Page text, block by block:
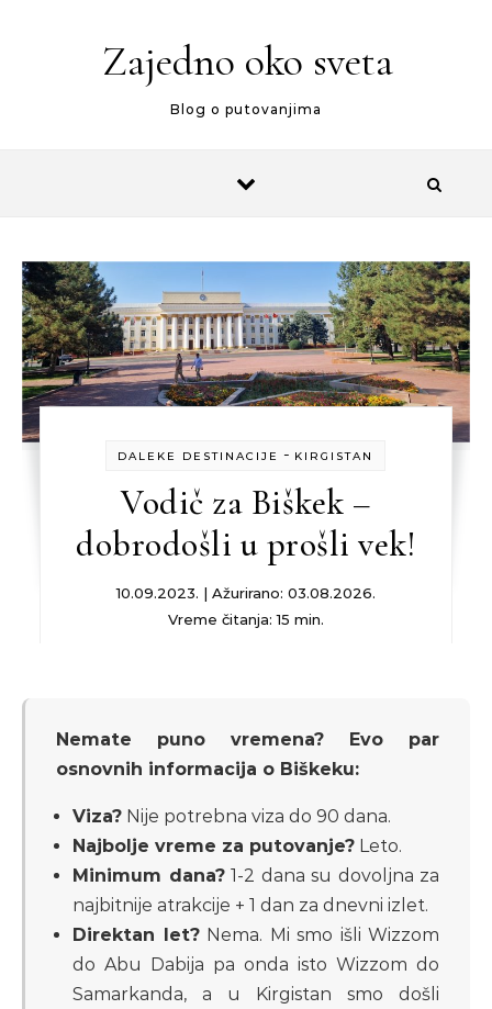
Zajedno oko sveta
Blog o putovanjima
DALEKE DESTINACIJE - KIRGISTAN
Vodič za Biškek –
dobrodošli u prošli vek!
10.09.2023. | Ažurirano: 03.08.2026.
Vreme čitanja: 15 min.
Nemate puno vremena? Evo par
osnovnih informacija o Biškeku:
Viza? Nije potrebna viza do 90 dana.
Najbolje vreme za putovanje? Leto.
Minimum dana?1-2 dana su dovoljna za
najbitnije atrakcije + 1 dan za dnevni izlet.
Direktan let?Nema. Mi smo išli Wizzom
do Abu Dabija pa onda isto Wizzom do
Samarkanda, a u Kirgistan smo došli